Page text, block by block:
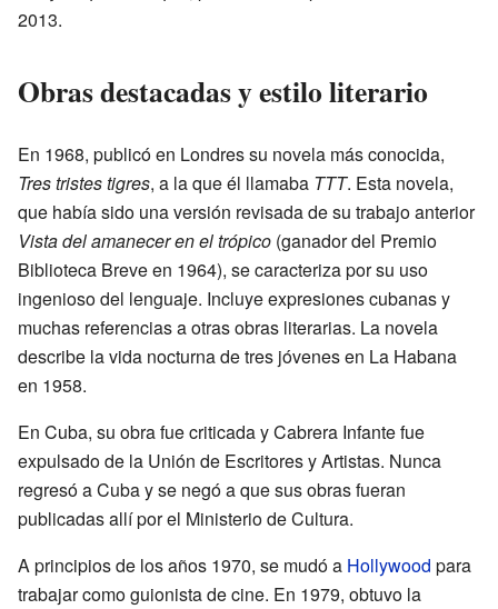
2013.
Obras destacadas y estilo literario
En 1968, publicó en Londres su novela más conocida,
Tres tristes tigres, a la que él llamaba TTT. Esta novela,
que había sido una versión revisada de su trabajo anterior
Vista del amanecer en el trópico (ganador del Premio
Biblioteca Breve en 1964), se caracteriza por su uso
ingenioso del lenguaje. Incluye expresiones cubanas y
muchas referencias a otras obras literarias. La novela
describe la vida nocturna de tres jóvenes en La Habana
en 1958.
En Cuba, su obra fue criticada y Cabrera Infante fue
expulsado de la Unión de Escritores y Artistas. Nunca
regresó a Cuba y se negó a que sus obras fueran
publicadas allí por el Ministerio de Cultura.
A principios de los años 1970, se mudó a Hollywood para
trabajar como guionista de cine. En 1979, obtuvo la